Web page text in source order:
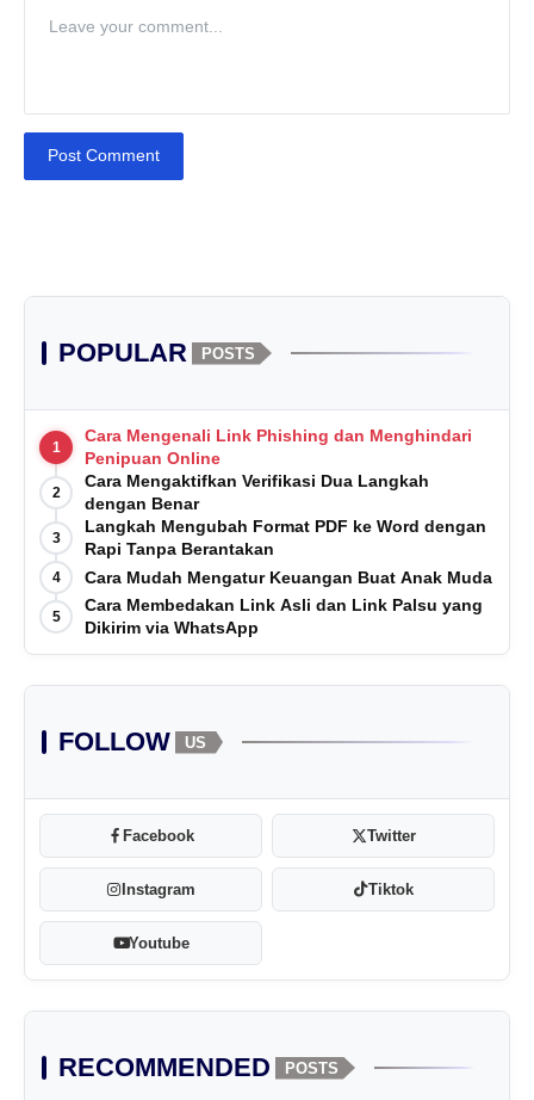
Post Comment
POPULAR POSTS
1
Cara Mengenali Link Phishing dan Menghindari
Penipuan Online
2
Cara Mengaktifkan Verifikasi Dua Langkah
dengan Benar
3
Langkah Mengubah Format PDF ke Word dengan
Rapi Tanpa Berantakan
4 Cara Mudah Mengatur Keuangan Buat Anak Muda
5
Cara Membedakan Link Asli dan Link Palsu yang
Dikirim via WhatsApp
FOLLOW US
Facebook Twitter
Instagram Tiktok
Youtube
RECOMMENDED POSTS